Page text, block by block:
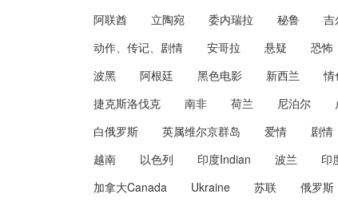
阿联酋
立陶宛 委内瑞拉 秘鲁 吉
动作、传记、剧情
安哥拉 悬疑 恐怖
波黑
阿根廷 黑色电影 新西兰 情
捷克斯洛伐克
南非 荷兰 尼泊尔
白俄罗斯
英属维尔京群岛 爱情 剧情
越南
以色列 印度Indian 波兰 印
加拿大Canada
Ukraine 苏联 俄罗斯